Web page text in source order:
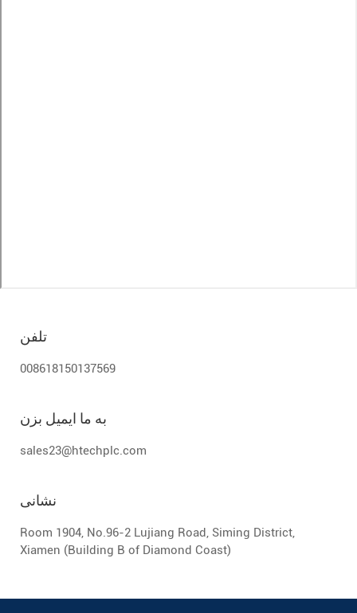
تلفن
008618150137569
به ما ایمیل بزن
sales23@htechplc.com
نشانی
Room 1904, No.96-2 Lujiang Road, Siming District,
Xiamen (Building B of Diamond Coast)